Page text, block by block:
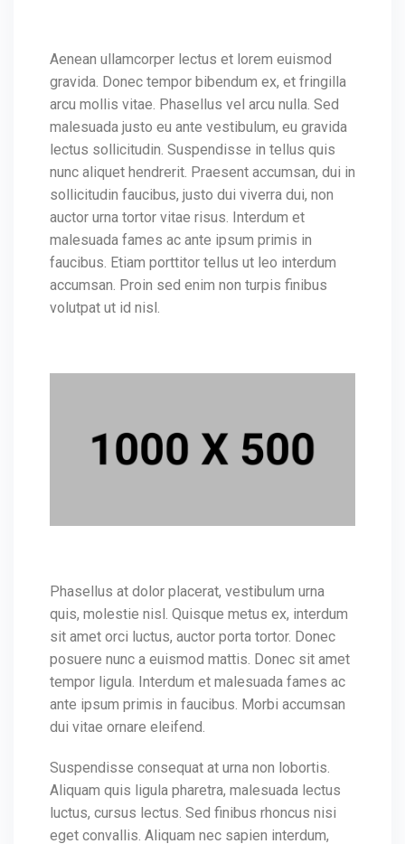
Aenean ullamcorper lectus et lorem euismod
gravida. Donec tempor bibendum ex, et fringilla
arcu mollis vitae. Phasellus vel arcu nulla. Sed
malesuada justo eu ante vestibulum, eu gravida
lectus sollicitudin. Suspendisse in tellus quis
nunc aliquet hendrerit. Praesent accumsan, dui in
sollicitudin faucibus, justo dui viverra dui, non
auctor urna tortor vitae risus. Interdum et
malesuada fames ac ante ipsum primis in
faucibus. Etiam porttitor tellus ut leo interdum
accumsan. Proin sed enim non turpis finibus
volutpat ut id nisl.
Phasellus at dolor placerat, vestibulum urna
quis, molestie nisl. Quisque metus ex, interdum
sit amet orci luctus, auctor porta tortor. Donec
posuere nunc a euismod mattis. Donec sit amet
tempor ligula. Interdum et malesuada fames ac
ante ipsum primis in faucibus. Morbi accumsan
dui vitae ornare eleifend.
Suspendisse consequat at urna non lobortis.
Aliquam quis ligula pharetra, malesuada lectus
luctus, cursus lectus. Sed finibus rhoncus nisi
eget convallis. Aliquam nec sapien interdum,